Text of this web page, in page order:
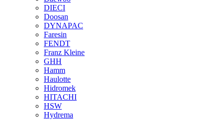
DIECI
Doosan
DYNAPAC
Faresin
FENDT
Franz Kleine
GHH
Hamm
Haulotte
Hidromek
HITACHI
HSW
Hydrema